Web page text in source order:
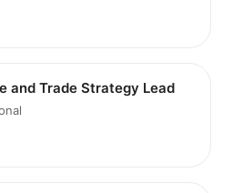
and Trade Strategy Lead